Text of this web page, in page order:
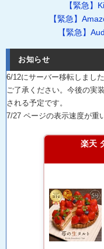
【緊急】
【緊急】
【緊急】
お知らせ
6/12にサーバー移転しまし
ご了承ください。今後の実
される予定です。
7/27 ページの表示速度が重
楽天